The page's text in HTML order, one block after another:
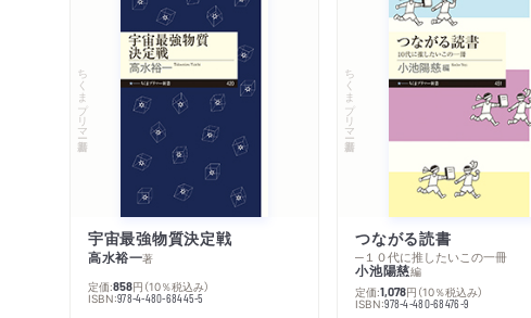
ちくまプリマー新書
宇宙最強物質決定戦
高水裕一著
定価:858円 （10％税込み）
ISBN:978-4-480-68445-5
ちくまプリマー新書
つながる読書
─１０代に推したいこの一冊
小池陽慈編
定価:1,078円 （10％税込み）
ISBN:978-4-480-68476-9